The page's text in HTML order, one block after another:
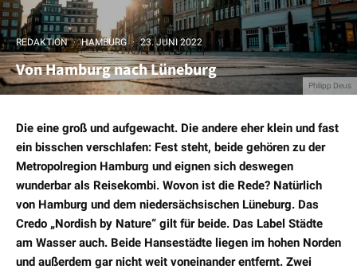
Philipp Deus
REDAKTION · HAMBURG · 23. JUNI 2022
Von Hamburg nach Lüneburg
Die eine groß und aufgewacht. Die andere eher klein und fast
ein bisschen verschlafen: Fest steht, beide gehören zu der
Metropolregion Hamburg und eignen sich deswegen
wunderbar als Reisekombi. Wovon ist die Rede? Natürlich
von Hamburg und dem niedersächsischen Lüneburg. Das
Credo „Nordish by Nature“ gilt für beide. Das Label Städte
am Wasser auch. Beide Hansestädte liegen im hohen Norden
und außerdem gar nicht weit voneinander entfernt. Zwei